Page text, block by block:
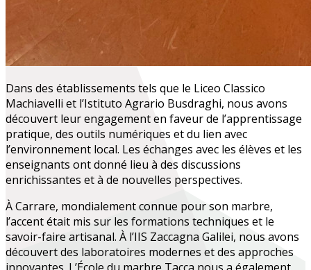
Dans des établissements tels que le Liceo Classico
Machiavelli et l’Istituto Agrario Busdraghi, nous avons
découvert leur engagement en faveur de l’apprentissage
pratique, des outils numériques et du lien avec
l’environnement local. Les échanges avec les élèves et les
enseignants ont donné lieu à des discussions
enrichissantes et à de nouvelles perspectives.
À Carrare, mondialement connue pour son marbre,
l’accent était mis sur les formations techniques et le
savoir-faire artisanal. À l’IIS Zaccagna Galilei, nous avons
découvert des laboratoires modernes et des approches